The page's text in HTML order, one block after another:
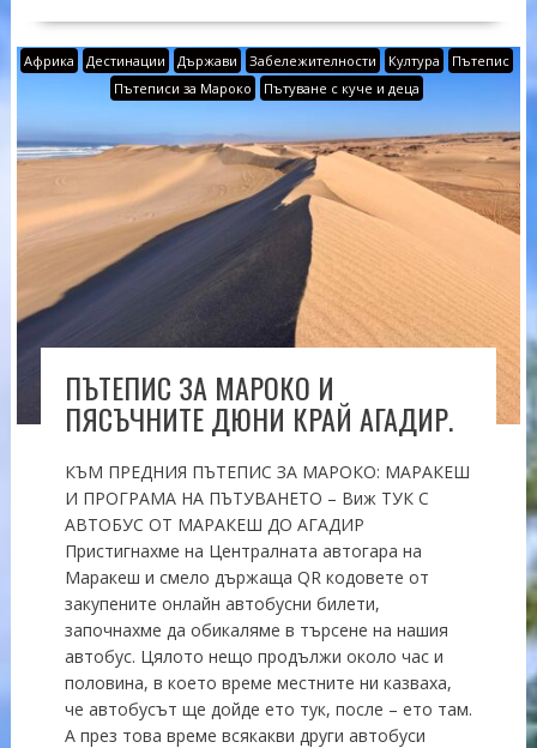
Африка Дестинации Държави Забележителности Култура
Пътепис
Пътеписи за Мароко
Пътуване с куче и деца
ПЪТЕПИС ЗА МАРОКО И
ПЯСЪЧНИТЕ ДЮНИ КРАЙ АГАДИР.
КЪМ ПРЕДНИЯ ПЪТЕПИС ЗА МАРОКО: МАРАКЕШ
И ПРОГРАМА НА ПЪТУВАНЕТО – Виж ТУК С
АВТОБУС ОТ МАРАКЕШ ДО АГАДИР
Пристигнахме на Централната автогара на
Маракеш и смело държаща QR кодовете от
закупените онлайн автобусни билети,
започнахме да обикаляме в търсене на нашия
автобус. Цялото нещо продължи около час и
половина, в което време местните ни казваха,
че автобусът ще дойде ето тук, после – ето там.
А през това време всякакви други автобуси